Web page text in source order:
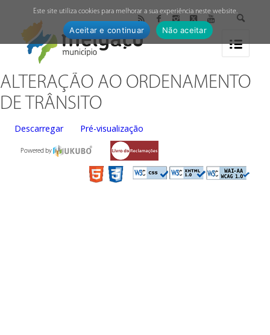
ALTERAÇÃO AO ORDENAMENTO
DE TRÂNSITO
Descarregar Pré-visualização
Powered by
Este site utiliza cookies para melhorar a sua experiência neste website.
Aceitar e continuar Não aceitar